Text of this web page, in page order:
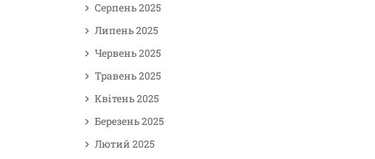
Серпень 2025
Липень 2025
Червень 2025
Травень 2025
Квітень 2025
Березень 2025
Лютий 2025